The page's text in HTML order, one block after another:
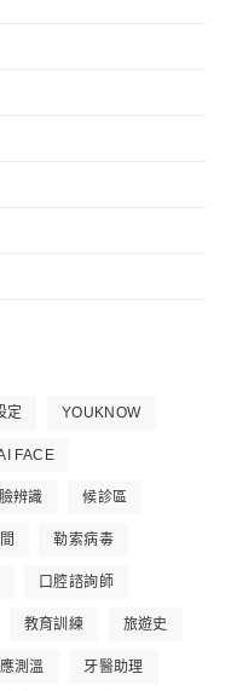
定 YOUKNOW
FACE
辨識 候診區
勒索病毒
口腔諮詢師
教育訓練 旅遊史
測溫 牙醫助理